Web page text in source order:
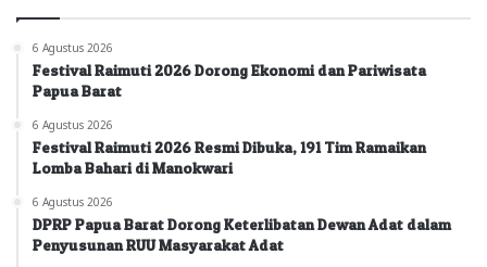
6 Agustus 2026
Festival Raimuti 2026 Dorong Ekonomi dan Pariwisata
Papua Barat
6 Agustus 2026
Festival Raimuti 2026 Resmi Dibuka, 191 Tim Ramaikan
Lomba Bahari di Manokwari
6 Agustus 2026
DPRP Papua Barat Dorong Keterlibatan Dewan Adat dalam
Penyusunan RUU Masyarakat Adat